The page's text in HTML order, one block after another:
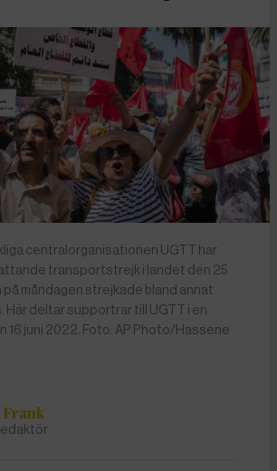
centralorganisationen UGTT har
transportstrejk i landet den 25
på måndagen strejkade bland annat
Här deltar supportrar till UGTT i en
16 juni 2022. Foto: AP Photo/Hassene
Frank